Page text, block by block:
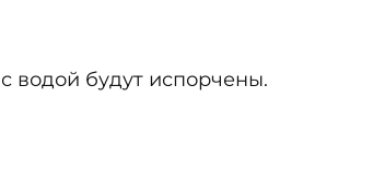
водой будут испорчены.